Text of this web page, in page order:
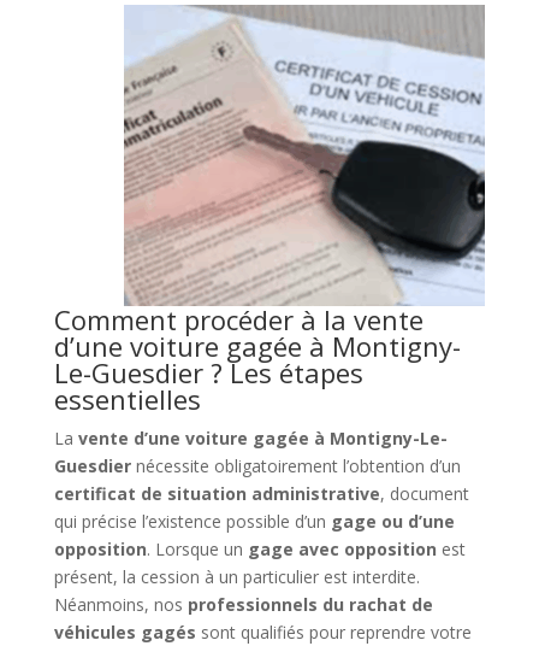
Comment procéder à la vente
d’une voiture gagée à Montigny-
Le-Guesdier ? Les étapes
essentielles
La vente d’une voiture gagée à Montigny-Le-
Guesdiernécessite obligatoirement l’obtention d’un
certificat de situation administrative, document
qui précise l’existence possible d’un gage ou d’une
opposition. Lorsque un gage avec opposition est
présent, la cession à un particulier est interdite.
Néanmoins, nos professionnels du rachat de
véhicules gagés sont qualifiés pour reprendre votre